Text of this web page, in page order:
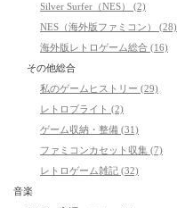
Silver Surfer（NES） (2)
NES（海外版ファミコン） (28)
海外版レトロゲーム総合 (16)
その他総合
私のゲームヒストリー (29)
レトロブライト (2)
ゲーム収納・整備 (31)
ファミコンカセット収集 (7)
レトロゲーム雑記 (32)
音楽